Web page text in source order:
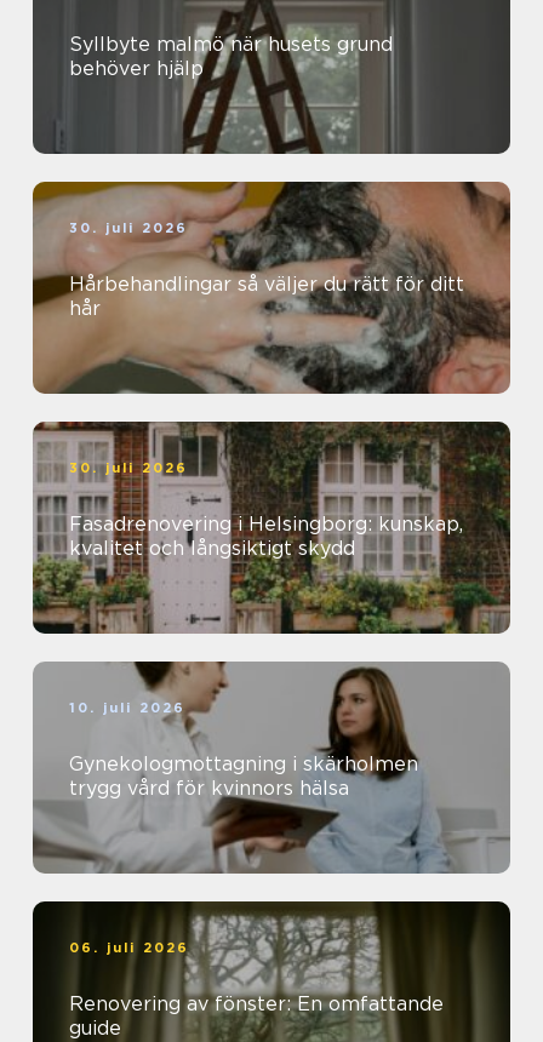
Syllbyte malmö när husets grund
behöver hjälp
30. juli 2026
Hårbehandlingar så väljer du rätt för ditt
hår
30. juli 2026
Fasadrenovering i Helsingborg: kunskap,
kvalitet och långsiktigt skydd
10. juli 2026
Gynekologmottagning i skärholmen
trygg vård för kvinnors hälsa
06. juli 2026
Renovering av fönster: En omfattande
guide